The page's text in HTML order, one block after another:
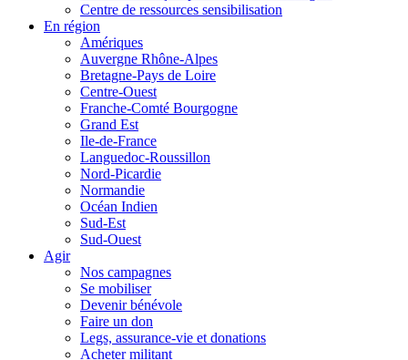
Centre de ressources sensibilisation
En région
Amériques
Auvergne Rhône-Alpes
Bretagne-Pays de Loire
Centre-Ouest
Franche-Comté Bourgogne
Grand Est
Ile-de-France
Languedoc-Roussillon
Nord-Picardie
Normandie
Océan Indien
Sud-Est
Sud-Ouest
Agir
Nos campagnes
Se mobiliser
Devenir bénévole
Faire un don
Legs, assurance-vie et donations
Acheter militant